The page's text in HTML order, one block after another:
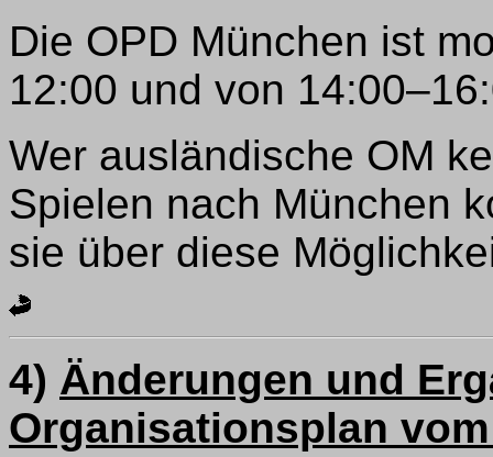
Die OPD München ist
12:00 und von
Wer ausländische OM
Spielen nach München
sie über diese
4) Änderungen und
Organisationsplan vom